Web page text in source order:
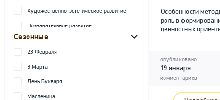
Художественно-эстетическое развитие
Познавательное развитие
Сезонные
23 Февраля
8 Марта
День Букваря
Масленица
Особенности
роль в
ценностных
опубликовано
19 января
комментариев